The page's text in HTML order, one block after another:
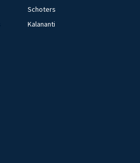
Schoters
Kalananti